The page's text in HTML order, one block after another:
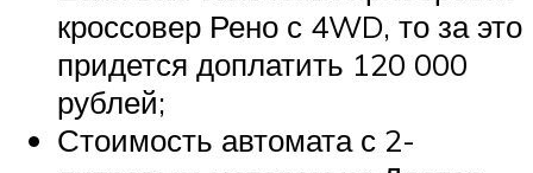
кроссовер Рено с 4WD, то за это
придется доплатить 120 000
рублей;
Стоимость автомата с 2-